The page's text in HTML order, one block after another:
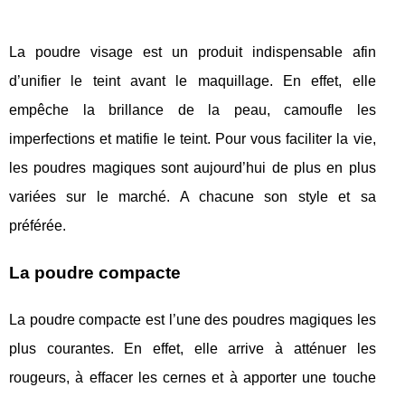
La poudre visage est un produit indispensable afin
d’unifier le teint avant le maquillage. En effet, elle
empêche la brillance de la peau, camoufle les
imperfections et matifie le teint. Pour vous faciliter la vie,
les poudres magiques sont aujourd’hui de plus en plus
variées sur le marché. A chacune son style et sa
préférée.
La poudre compacte
La poudre compacte est l’une des poudres magiques les
plus courantes. En effet, elle arrive à atténuer les
rougeurs, à effacer les cernes et à apporter une touche